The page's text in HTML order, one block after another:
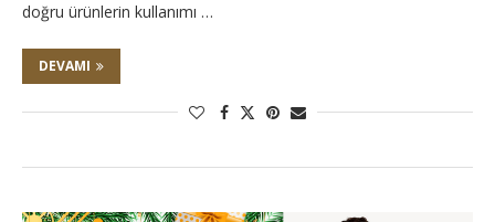
doğru ürünlerin kullanımı …
DEVAMI